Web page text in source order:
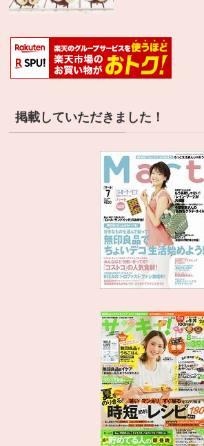
掲載していただきました！